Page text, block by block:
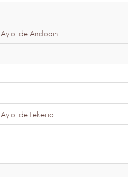
Ayto. de Andoain
Ayto. de Lekeitio